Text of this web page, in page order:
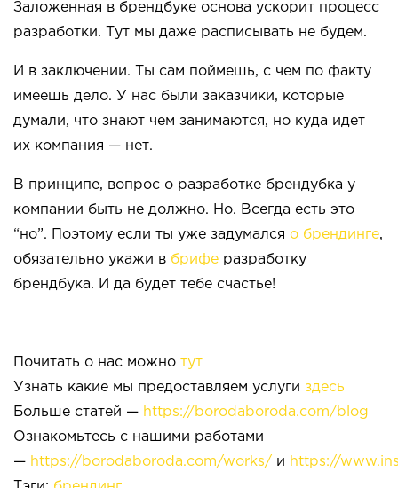
Заложенная в брендбуке основа ускорит процесс
разработки. Тут мы даже расписывать не будем.
И в заключении. Ты сам поймешь, с чем по факту
имеешь дело. У нас были заказчики, которые
думали, что знают чем занимаются, но куда идет
их компания — нет.
В принципе, вопрос о разработке брендубка у
компании быть не должно. Но. Всегда есть это
“но”. Поэтому если ты уже задумался о брендинге,
обязательно укажи в брифе разработку
брендбука. И да будет тебе счастье!
Почитать о нас можно тут
Узнать какие мы предоставляем услуги здесь
Больше статей — https://borodaboroda.com/blog
Ознакомьтесь с нашими работами
— https://borodaboroda.com/works/ и https://